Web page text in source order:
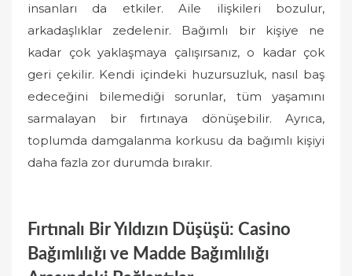
insanları da etkiler. Aile ilişkileri bozulur,
arkadaşlıklar zedelenir. Bağımlı bir kişiye ne
kadar çok yaklaşmaya çalışırsanız, o kadar çok
geri çekilir. Kendi içindeki huzursuzluk, nasıl baş
edeceğini bilemediği sorunlar, tüm yaşamını
sarmalayan bir fırtınaya dönüşebilir. Ayrıca,
toplumda damgalanma korkusu da bağımlı kişiyi
daha fazla zor durumda bırakır.
Fırtınalı Bir Yıldızın Düşüşü: Casino
Bağımlılığı ve Madde Bağımlılığı